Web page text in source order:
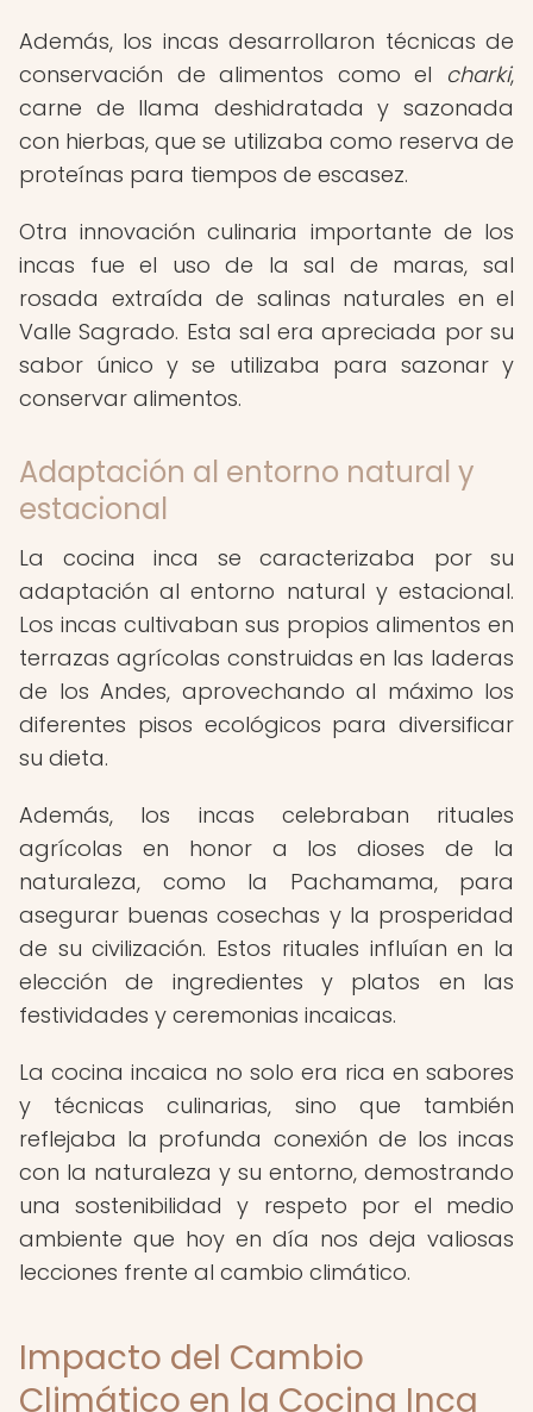
Además, los incas desarrollaron técnicas de
conservación de alimentos como el charki,
carne de llama deshidratada y sazonada
con hierbas, que se utilizaba como reserva de
proteínas para tiempos de escasez.
Otra innovación culinaria importante de los
incas fue el uso de la sal de maras, sal
rosada extraída de salinas naturales en el
Valle Sagrado. Esta sal era apreciada por su
sabor único y se utilizaba para sazonar y
conservar alimentos.
Adaptación al entorno natural y
estacional
La cocina inca se caracterizaba por su
adaptación al entorno natural y estacional.
Los incas cultivaban sus propios alimentos en
terrazas agrícolas construidas en las laderas
de los Andes, aprovechando al máximo los
diferentes pisos ecológicos para diversificar
su dieta.
Además, los incas celebraban rituales
agrícolas en honor a los dioses de la
naturaleza, como la Pachamama, para
asegurar buenas cosechas y la prosperidad
de su civilización. Estos rituales influían en la
elección de ingredientes y platos en las
festividades y ceremonias incaicas.
La cocina incaica no solo era rica en sabores
y técnicas culinarias, sino que también
reflejaba la profunda conexión de los incas
con la naturaleza y su entorno, demostrando
una sostenibilidad y respeto por el medio
ambiente que hoy en día nos deja valiosas
lecciones frente al cambio climático.
Impacto del Cambio
Climático en la Cocina Inca